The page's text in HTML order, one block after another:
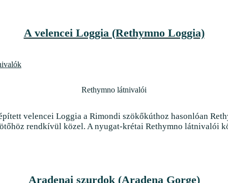
A velencei Loggia (Rethymno Loggia)
Rethymno látnivalói
velencei Loggia a Rimondi szökőkúthoz hasonlóan
rendkívül közel. A nyugat-krétai Rethymno látnivalói
Aradenai szurdok (Aradena Gorge)